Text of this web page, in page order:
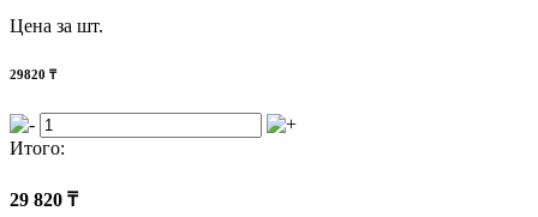
Цена за шт.
29820 ₸
Итого:
29 820 ₸